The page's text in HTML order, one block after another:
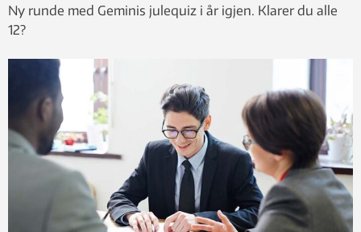
Ny runde med Geminis julequiz i år igjen. Klarer du alle
12?